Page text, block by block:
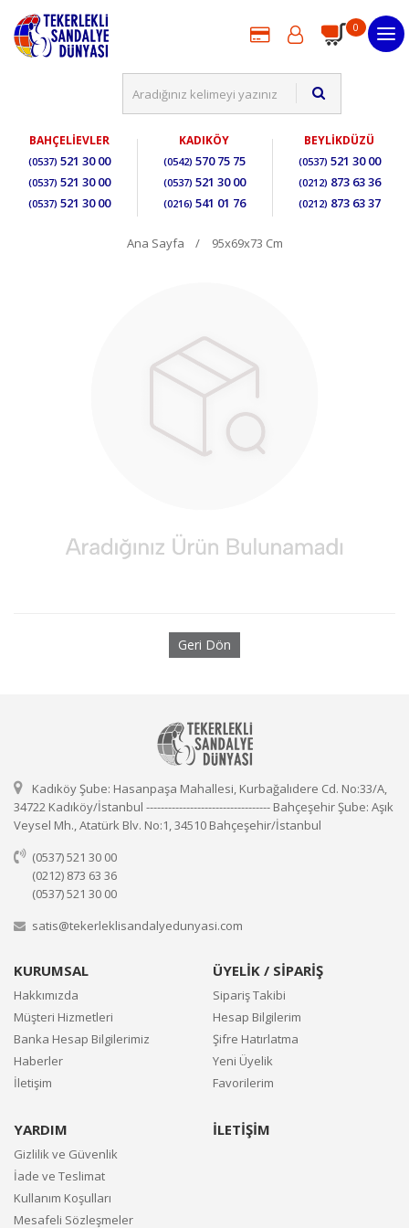
0
BAHÇELİEVLER
(0537) 521 30 00
(0537) 521 30 00
(0537) 521 30 00
KADIKÖY
(0542) 570 75 75
(0537) 521 30 00
(0216) 541 01 76
BEYLİKDÜZÜ
(0537) 521 30 00
(0212) 873 63 36
(0212) 873 63 37
Ana Sayfa 95x69x73 Cm
Geri Dön
Kadıköy Şube: Hasanpaşa Mahallesi, Kurbağalıdere Cd. No:33/A,
34722 Kadıköy/İstanbul ---------------------------------- Bahçeşehir Şube: Aşık
Veysel Mh., Atatürk Blv. No:1, 34510 Bahçeşehir/İstanbul
(0537) 521 30 00
(0212) 873 63 36
(0537) 521 30 00
satis@tekerleklisandalyedunyasi.com
KURUMSAL
Hakkımızda
Müşteri Hizmetleri
Banka Hesap Bilgilerimiz
Haberler
İletişim
ÜYELİK / SİPARİŞ
Sipariş Takibi
Hesap Bilgilerim
Şifre Hatırlatma
Yeni Üyelik
Favorilerim
YARDIM
Gizlilik ve Güvenlik
İade ve Teslimat
Kullanım Koşulları
Mesafeli Sözleşmeler
İLETİŞİM